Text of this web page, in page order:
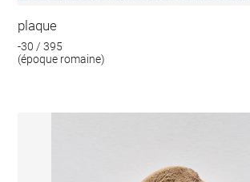
plaque
-30 / 395
(époque romaine)